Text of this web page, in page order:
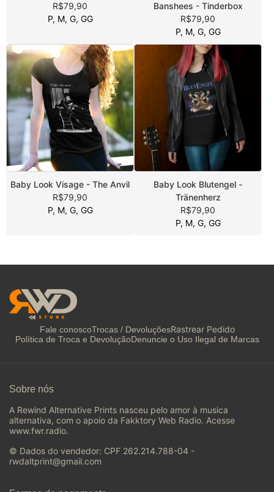
R$79,90
P, M, G, GG
Banshees - Tinderbox
R$79,90
P, M, G, GG
Baby Look Visage - The Anvil
R$79,90
P, M, G, GG
Baby Look Blutengel -
Tränenherz
R$79,90
P, M, G, GG
Fale conoscoTrocas / DevoluçõesRastrear Pedido
Política de Troca e DevoluçãoDenuncie o Uso Ilegal de Marcas
Sobre nós
A Rewind Alternative Prints nasceu pelo amor à musica
alternativa, com o apoio da Fakktory Web Radio. Acesse
www.fwr.radio.
© Dados do vendedor: CPF 262.214.788-04 -
rwdaltprint@gmail.com